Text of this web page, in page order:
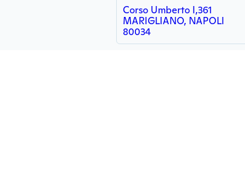
Corso Umberto I,361
MARIGLIANO, NAPOLI
80034